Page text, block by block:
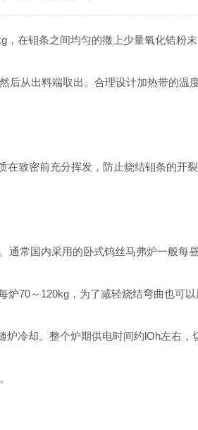
在钼条之间均匀的撒上少量氧化锆粉
后从出料端取出。合理设计加热带的温
致密前充分挥发，防止烧结钼条的开
常国内采用的卧式钨丝马弗炉一般每
70～120kg，为了减轻烧结弯曲也可
冷却。整个炉期供电时间约lOh左右，